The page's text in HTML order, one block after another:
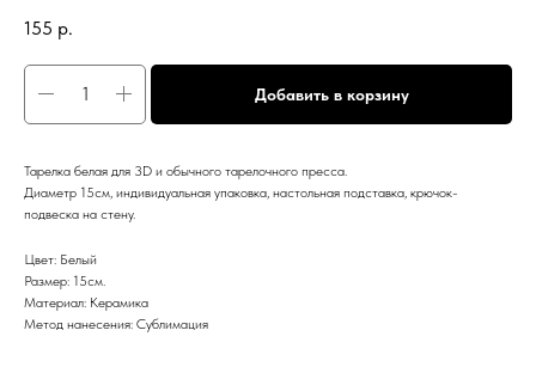
155 р.
Добавить в корзину
Тарелка белая для 3D и обычного тарелочного пресса.
Диаметр 15см, индивидуальная упаковка, настольная подставка, крючок-
подвеска на стену.
Цвет: Белый
Размер: 15см.
Материал: Керамика
Метод нанесения: Сублимация